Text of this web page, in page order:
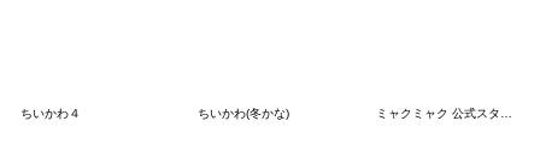
ちいかわ４ ちいかわ(冬かな)